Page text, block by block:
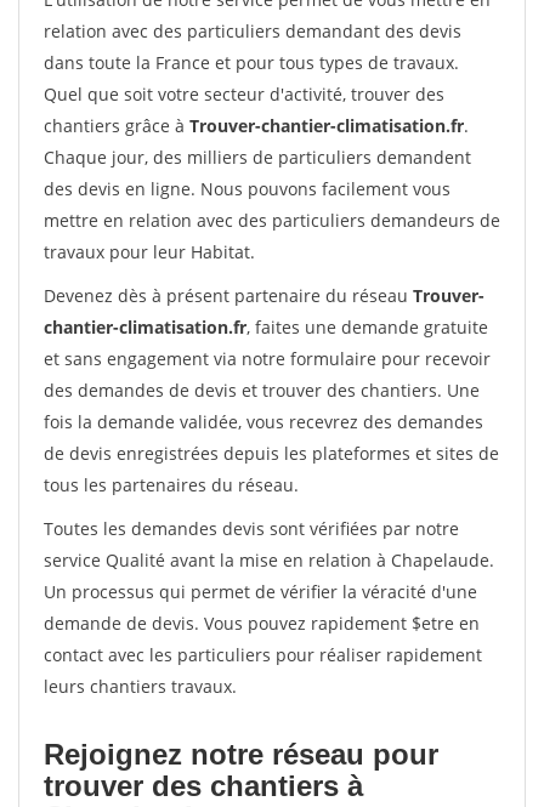
relation avec des particuliers demandant des devis
dans toute la France et pour tous types de travaux.
Quel que soit votre secteur d'activité, trouver des
chantiers grâce à Trouver-chantier-climatisation.fr.
Chaque jour, des milliers de particuliers demandent
des devis en ligne. Nous pouvons facilement vous
mettre en relation avec des particuliers demandeurs de
travaux pour leur Habitat.
Devenez dès à présent partenaire du réseau Trouver-
chantier-climatisation.fr, faites une demande gratuite
et sans engagement via notre formulaire pour recevoir
des demandes de devis et trouver des chantiers. Une
fois la demande validée, vous recevrez des demandes
de devis enregistrées depuis les plateformes et sites de
tous les partenaires du réseau.
Toutes les demandes devis sont vérifiées par notre
service Qualité avant la mise en relation à Chapelaude.
Un processus qui permet de vérifier la véracité d'une
demande de devis. Vous pouvez rapidement $etre en
contact avec les particuliers pour réaliser rapidement
leurs chantiers travaux.
Rejoignez notre réseau pour
trouver des chantiers à